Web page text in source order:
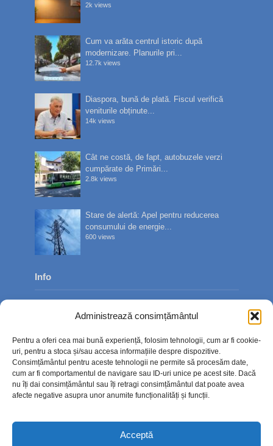
Administrează consimțământul
Pentru a oferi cea mai bună experiență, folosim tehnologii, cum ar fi cookie-
uri, pentru a stoca și/sau accesa informațiile despre dispozitive.
Consimțământul pentru aceste tehnologii ne permite să procesăm date,
cum ar fi comportamentul de navigare sau ID-uri unice pe acest site. Dacă
nu îți dai consimțământul sau îți retragi consimțământul dat poate avea
afecte negative asupra unor anumite funcționalități și funcții.
Acceptă
2k views
Cum va arăta centrul istoric după
modernizare. Planurile pri...
12.7k views
Diaspora, bună de plată. Fiscul verifică
veniturile obținute...
14k views
Cât ne costă, de fapt, autobuzele verzi
cumpărate de Primări...
2.8k views
Stare de alertă: Apel pentru reducerea
consumului de energie...
600 views
Info
Contact
Politica de confidențialitate
Politică cookie-uri (UE)